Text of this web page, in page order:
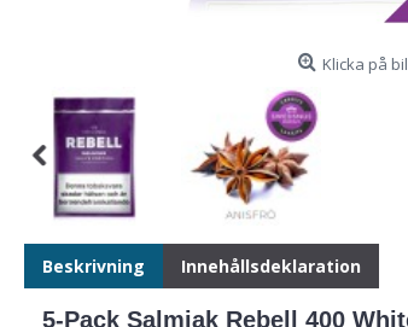
Klicka på
Beskrivning Innehållsdeklaration
5-Pack Salmiak Rebell 400